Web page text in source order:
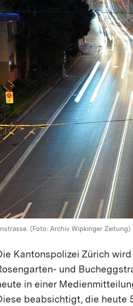
(Foto: Archiv Wipkinger Zeitung)
Kantonspolizei Zürich
und
in einer
beabsichtigt, die heute